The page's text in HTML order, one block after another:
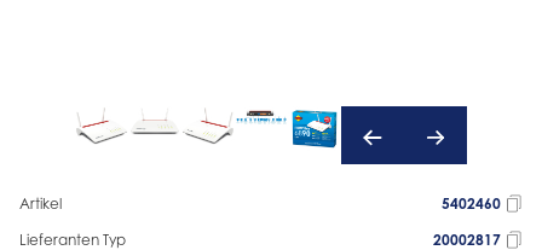
Artikel
5402460
Lieferanten Typ
20002817